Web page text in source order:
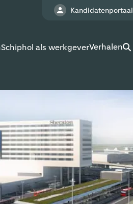
Kandidatenportaal
Schiphol als werkgeverVerhalen